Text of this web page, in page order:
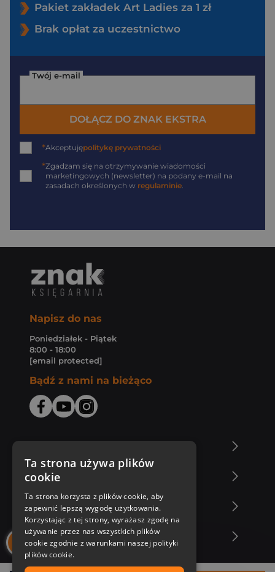
Pakiet zakładek Art Ladies za 1 zł
Brak opłat za uczestnictwo
Twój e-mail
DOŁĄCZ DO ZNAK EKSTRA
*Akceptujępolitykę prywatności
*Zgadzam się na otrzymywanie wiadomości
marketingowych (newsletter) na podany e-mail na
zasadach określonych w regulaminie
Napisz do nas
Poniedziałek - Piątek
8:00 - 18:00
[email protected]
Bądź z nami na bieżąco
Zakupy u nas
Nasza oferta
Nasi autorzy
Ta strona używa plików
cookie
Ta strona korzysta z plików cookie, aby
zapewnić lepszą wygodę użytkowania.
Korzystając z tej strony, wyrażasz zgodę na
używanie przez nas wszystkich plików
cookie zgodnie z warunkami naszej polityki
plików cookie.